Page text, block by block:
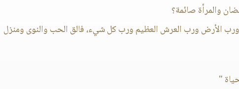
ورب الأرض ورب العرش العظيم ورب كل شيء، فالق الحب والنوى ومنزل
"